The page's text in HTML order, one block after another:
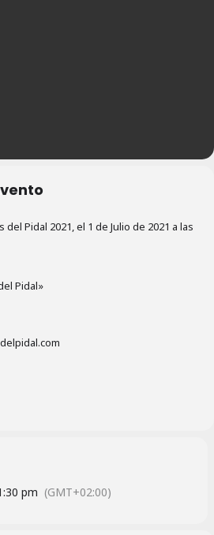
Pidal 2021, el 1 de Julio de 2021 a las
Pidal»
pm (GMT+02:00)